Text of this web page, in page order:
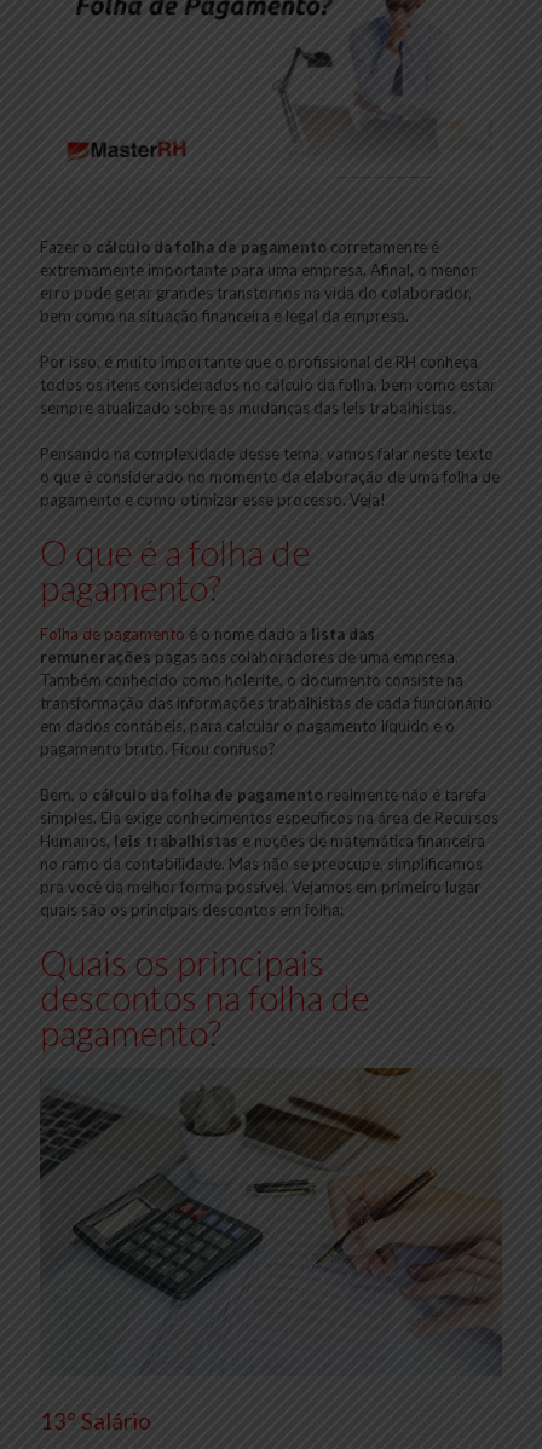
Fazer o cálculo da folha de pagamento corretamente é
extremamente importante para uma empresa. Afinal, o menor
erro pode gerar grandes transtornos na vida do colaborador,
bem como na situação financeira e legal da empresa.
Por isso, é muito importante que o profissional de RH conheça
todos os itens considerados no cálculo da folha, bem como estar
sempre atualizado sobre as mudanças das leis trabalhistas.
Pensando na complexidade desse tema, vamos falar neste texto
o que é considerado no momento da elaboração de uma folha de
pagamento e como otimizar esse processo. Veja!
O que é a folha de
pagamento?
Folha de pagamento é o nome dado a lista das
remunerações pagas aos colaboradores de uma empresa.
Também conhecido como holerite, o documento consiste na
transformação das informações trabalhistas de cada funcionário
em dados contábeis, para calcular o pagamento líquido e o
pagamento bruto. Ficou confuso?
Bem, o cálculo da folha de pagamento realmente não é tarefa
simples. Ela exige conhecimentos específicos na área de Recursos
Humanos, leis trabalhistas e noções de matemática financeira
no ramo da contabilidade. Mas não se preocupe, simplificamos
pra você da melhor forma possível. Vejamos em primeiro lugar
quais são os principais descontos em folha:
Quais os principais
descontos na folha de
pagamento?
13° Salário